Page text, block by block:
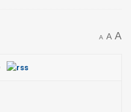
A A A